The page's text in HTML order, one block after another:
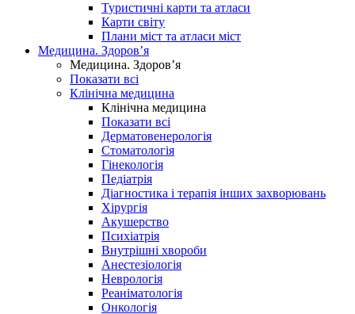
Туристичні карти та атласи
Карти світу
Плани міст та атласи міст
Медицина. Здоров’я
Медицина. Здоров’я
Показати всі
Клінічна медицина
Клінічна медицина
Показати всі
Дерматовенерологія
Стоматологія
Гінекологія
Педіатрія
Діагностика і терапія інших захворювань
Хірургія
Акушерство
Психіатрія
Внутрішні хвороби
Анестезіологія
Неврологія
Реаніматологія
Онкологія